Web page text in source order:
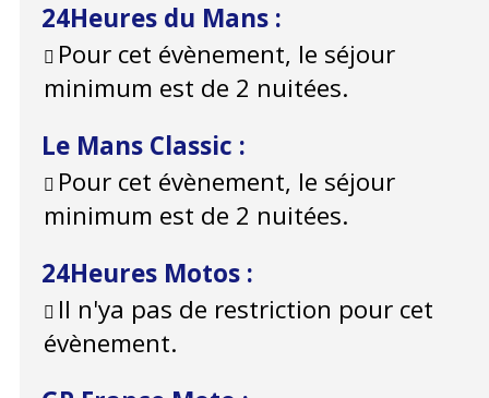
24Heures du Mans :
Pour cet évènement, le séjour
minimum est de 2 nuitées.
Le Mans Classic :
Pour cet évènement, le séjour
minimum est de 2 nuitées.
24Heures Motos :
Il n'ya pas de restriction pour cet
évènement.